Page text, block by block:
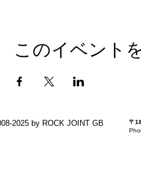
このイベント
2025 by ROCK JOINT GB
〒